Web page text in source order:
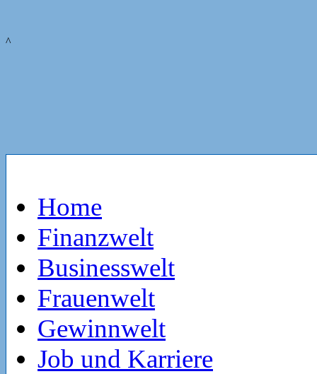
^
Home
Finanzwelt
Businesswelt
Frauenwelt
Gewinnwelt
Job und Karriere